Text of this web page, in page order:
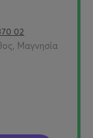
02
Μαγνησία